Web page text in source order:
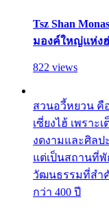
Tsz Shan
มองค์ใหญ่แห่ง
822 views
สวนอวี้หยวน คื
เซี่ยงไฮ้ เพรา
งดงามและศิล
แต่เป็นสถานที่
วัฒนธรรมที่สำ
กว่า 400 ปี